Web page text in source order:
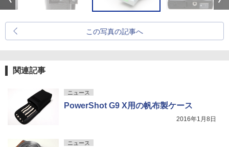
この写真の記事へ
関連記事
ニュース
PowerShot G9 X用の帆布製ケース
2016年1月8日
ニュース